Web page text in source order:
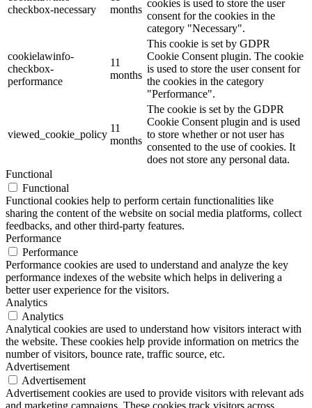
checkbox-necessary
months
cookies is used to store the user
consent for the cookies in the
category "Necessary".
cookielawinfo-
checkbox-
performance
11
months
This cookie is set by GDPR
Cookie Consent plugin. The cookie
is used to store the user consent for
the cookies in the category
"Performance".
viewed_cookie_policy
11
months
The cookie is set by the GDPR
Cookie Consent plugin and is used
to store whether or not user has
consented to the use of cookies. It
does not store any personal data.
Functional
Functional
Functional cookies help to perform certain functionalities like
sharing the content of the website on social media platforms, collect
feedbacks, and other third-party features.
Performance
Performance
Performance cookies are used to understand and analyze the key
performance indexes of the website which helps in delivering a
better user experience for the visitors.
Analytics
Analytics
Analytical cookies are used to understand how visitors interact with
the website. These cookies help provide information on metrics the
number of visitors, bounce rate, traffic source, etc.
Advertisement
Advertisement
Advertisement cookies are used to provide visitors with relevant ads
and marketing campaigns. These cookies track visitors across